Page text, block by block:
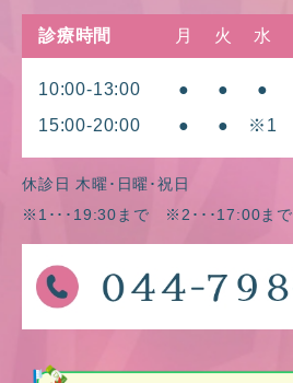
診療時間 月 火 水
10:00-13:00 ● ● ●
15:00-20:00
● ● ※1
休診日 木曜･日曜･祝日
※1･･･19:30まで ※2･･･17:00まで